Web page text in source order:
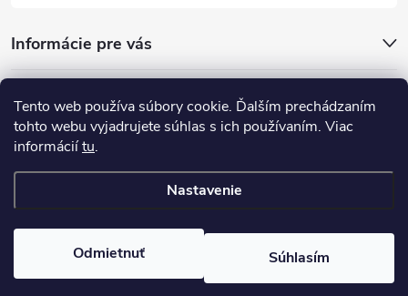
Tento web používa súbory cookie. Ďalším prechádzaním
tohto webu vyjadrujete súhlas s ich používaním. Viac
informáciítu.
Nastavenie
Odmietnuť Súhlasím
Informácie pre vás
Showroom
. Všetky práva vyhradené.